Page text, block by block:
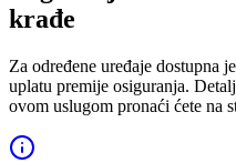
krađe
Za određene uređaje dostupna
uplatu premije osiguranja.
ovom uslugom pronaći ćete na